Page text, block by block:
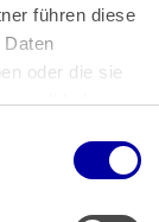
führen diese
oder die sie
haben.